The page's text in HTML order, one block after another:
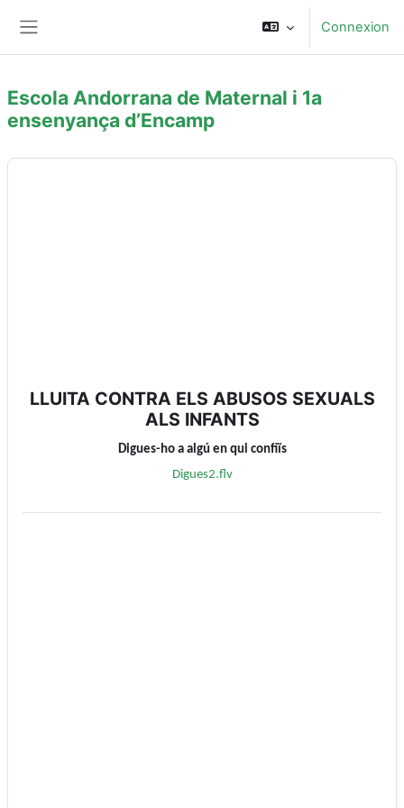
Connexion
Escola Andorrana de Maternal i 1a
ensenyança d’Encamp
Blocs du contenu principal
LLUITA CONTRA ELS ABUSOS SEXUALS
ALS INFANTS
Digues-ho a algú en qui confiïs
Digues2.flv